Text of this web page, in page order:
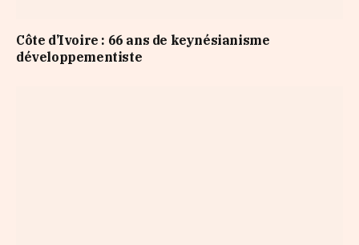
Côte d’Ivoire : 66 ans de keynésianisme
développementiste